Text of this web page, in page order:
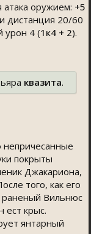
оружием: +5
дистанция 20/60
урон 4 (1к4 + 2).
квазита.
покрыты
Джакариона,
того, как его
раненый Вильнюс
ест крыс.
янтарный